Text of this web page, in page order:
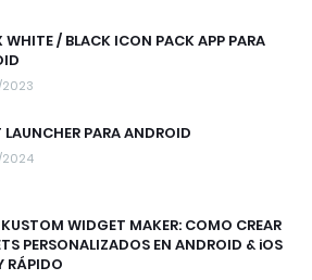
WHITE / BLACK ICON PACK APP PARA
LAUNCHER PARA ANDROID
WIDGET MAKER: COMO CREAR
PERSONALIZADOS EN ANDROID & iOS
RÁPIDO